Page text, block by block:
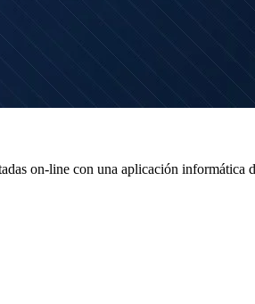
on-line con una aplicación informática